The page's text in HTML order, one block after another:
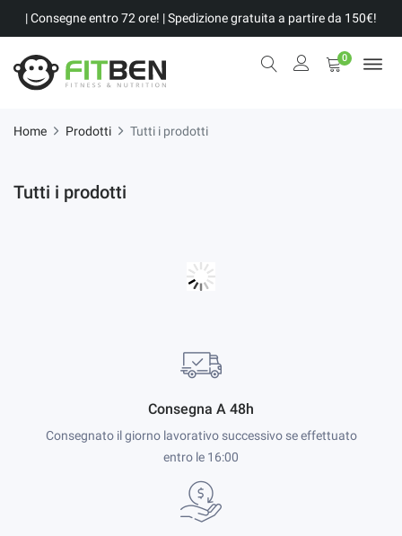
| Consegne entro 72 ore! | Spedizione gratuita a partire da 150€!
0
Home Prodotti Tutti i prodotti
Tutti i prodotti
Consegna A 48h
Consegnato il giorno lavorativo successivo se effettuato
entro le 16:00